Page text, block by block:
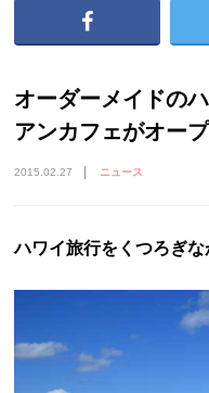
オーダーメイドの
アンカフェがオープ
2015.02.27 ニュース
ハワイ旅行をくつろぎ